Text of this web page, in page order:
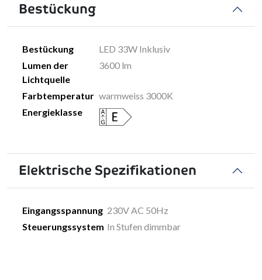
Bestückung
Bestückung
LED 33W Inklusiv
Lumen der
Lichtquelle
3600 lm
Farbtemperatur warmweiss 3000K
Energieklasse
Elektrische Spezifikationen
Eingangsspannung 230V AC 50Hz
Steuerungssystem In Stufen dimmbar